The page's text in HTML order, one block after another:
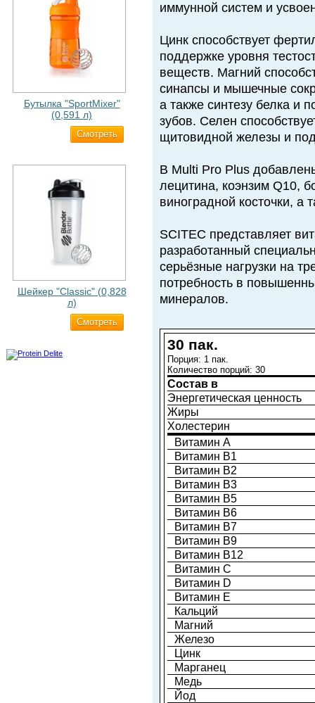
Бутылка "SportMixer"
(0,591 л)
Cмотреть
Шейкер "Classic" (0,828
л)
Cмотреть
иммунной систем и
Цинк способствует
поддержке уровня
веществ. Магний
синапсы и мышечные
а также синтезу белка и
зубов. Селен
щитовидной железы и
В Multi Pro Plus
лецитина, коэнзим Q10,
виноградной косточки, а
SCITEC представляет
разработанный
серьёзные нагрузки на
потребность в
минералов.
30 пак.
Порция: 1 пак.
Количество порций: 30
Состав в
Энергетическая ценность
Жиры
Холестерин
Витамин A
Витамин B1
Витамин B2
Витамин B3
Витамин B5
Витамин B6
Витамин B7
Витамин B9
Витамин B12
Витамин C
Витамин D
Витамин E
Кальций
Магний
Железо
Цинк
Марганец
Медь
Йод